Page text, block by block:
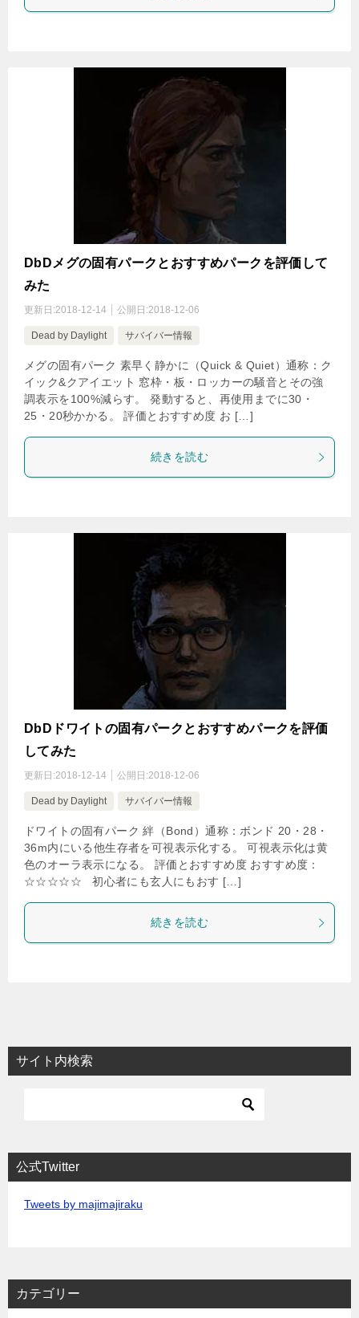
DbDメグの固有パークとおすすめパークを評価して
みた
更新日:2018-12-14 公開日:2018-12-06
Dead by Daylight サバイバー情報
メグの固有パーク 素早く静かに（Quick & Quiet）通称：ク
イック&クアイエット 窓枠・板・ロッカーの騒音とその強
調表示を100%減らす。 発動すると、再使用までに30・
25・20秒かかる。 評価とおすすめ度 お […]
続きを読む
DbDドワイトの固有パークとおすすめパークを評価
してみた
更新日:2018-12-14 公開日:2018-12-06
Dead by Daylight サバイバー情報
ドワイトの固有パーク 絆（Bond）通称：ボンド 20・28・
36m内にいる他生存者を可視表示化する。 可視表示化は黄
色のオーラ表示になる。 評価とおすすめ度 おすすめ度：
☆☆☆☆☆ 初心者にも玄人にもおす […]
続きを読む
サイト内検索
公式Twitter
Tweets by majimajiraku
カテゴリー